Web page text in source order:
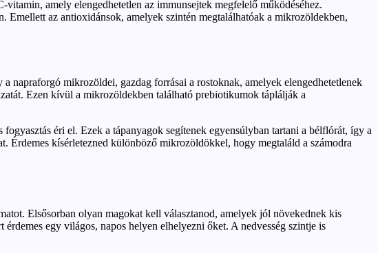
amely elengedhetetlen az immunsejtek megfelelő működéséhez.
Emellett az antioxidánsok, amelyek szintén megtalálhatóak a mikrozöldekben,
napraforgó mikrozöldei, gazdag forrásai a rostoknak, amelyek elengedhetetlenek
Ezen kívül a mikrozöldekben található prebiotikumok táplálják a
éri el. Ezek a tápanyagok segítenek egyensúlyban tartani a bélflórát, így a
Érdemes kísérletezned különböző mikrozöldökkel, hogy megtaláld a számodra
Elsősorban olyan magokat kell választanod, amelyek jól növekednek kis
egy világos, napos helyen elhelyezni őket. A nedvesség szintje is